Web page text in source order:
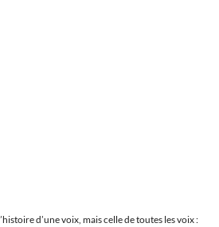
d’une voix, mais celle de toutes les voix :